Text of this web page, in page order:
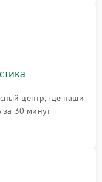
центр, где наши
за 30 минут